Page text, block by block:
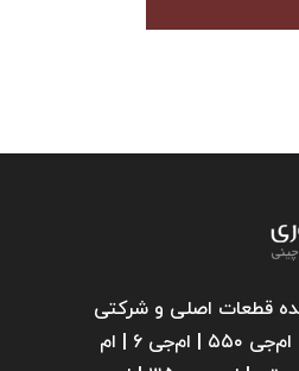
قطعات اصلی و شرکتی
لـوازم یدکی خودروهای ام‌جی ۵۵۰ | ام‌جی ۶ | ام